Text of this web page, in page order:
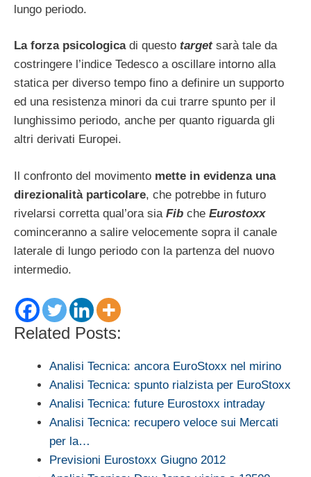
lungo periodo.
La forza psicologicadi questo target sarà tale da
costringere l’indice Tedesco a oscillare intorno alla
statica per diverso tempo fino a definire un supporto
ed una resistenza minori da cui trarre spunto per il
lunghissimo periodo, anche per quanto riguarda gli
altri derivati Europei.
Il confronto del movimento mette in evidenza una
direzionalità particolare, che potrebbe in futuro
rivelarsi corretta qual’ora sia Fib che Eurostoxx
cominceranno a salire velocemente sopra il canale
laterale di lungo periodo con la partenza del nuovo
intermedio.
Related Posts:
Analisi Tecnica: ancora EuroStoxx nel mirino
Analisi Tecnica: spunto rialzista per EuroStoxx
Analisi Tecnica: future Eurostoxx intraday
Analisi Tecnica: recupero veloce sui Mercati
per la…
Previsioni Eurostoxx Giugno 2012